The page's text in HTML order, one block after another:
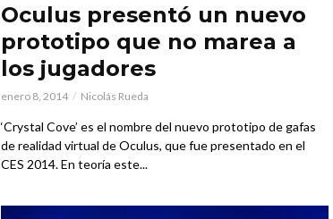
Oculus presentó un nuevo
prototipo que no marea a
los jugadores
enero 8, 2014 Nicolás Rueda
‘Crystal Cove’ es el nombre del nuevo prototipo de gafas
de realidad virtual de Oculus, que fue presentado en el
CES 2014. En teoría este...